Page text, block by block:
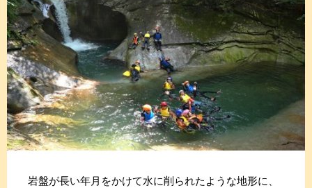
岩盤が長い年月をかけて水に削られたような地形に、